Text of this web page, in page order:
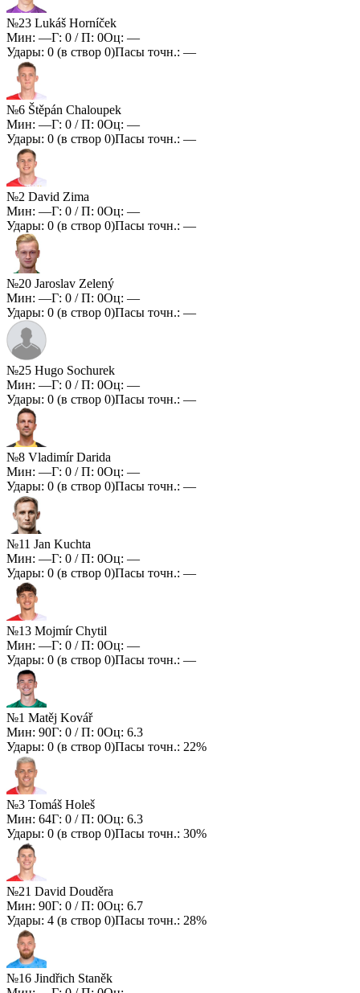
№23 Lukáš Horníček
Мин: —Г: 0 / П: 0Оц: —
Удары: 0 (в створ 0)Пасы точн.: —
№6 Štěpán Chaloupek
Мин: —Г: 0 / П: 0Оц: —
Удары: 0 (в створ 0)Пасы точн.: —
№2 David Zima
Мин: —Г: 0 / П: 0Оц: —
Удары: 0 (в створ 0)Пасы точн.: —
№20 Jaroslav Zelený
Мин: —Г: 0 / П: 0Оц: —
Удары: 0 (в створ 0)Пасы точн.: —
№25 Hugo Sochurek
Мин: —Г: 0 / П: 0Оц: —
Удары: 0 (в створ 0)Пасы точн.: —
№8 Vladimír Darida
Мин: —Г: 0 / П: 0Оц: —
Удары: 0 (в створ 0)Пасы точн.: —
№11 Jan Kuchta
Мин: —Г: 0 / П: 0Оц: —
Удары: 0 (в створ 0)Пасы точн.: —
№13 Mojmír Chytil
Мин: —Г: 0 / П: 0Оц: —
Удары: 0 (в створ 0)Пасы точн.: —
№1 Matěj Kovář
Мин: 90Г: 0 / П: 0Оц: 6.3
Удары: 0 (в створ 0)Пасы точн.: 22%
№3 Tomáš Holeš
Мин: 64Г: 0 / П: 0Оц: 6.3
Удары: 0 (в створ 0)Пасы точн.: 30%
№21 David Douděra
Мин: 90Г: 0 / П: 0Оц: 6.7
Удары: 4 (в створ 0)Пасы точн.: 28%
№16 Jindřich Staněk